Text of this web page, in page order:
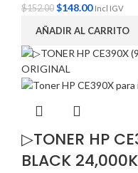
$152.00 $148.00 Incl IGV
AÑADIR AL CARRITO
▷TONER HP
BLACK